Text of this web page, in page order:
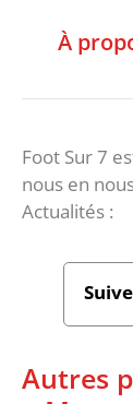
À
Foot Sur 7
nous en
Actualités :
Autres